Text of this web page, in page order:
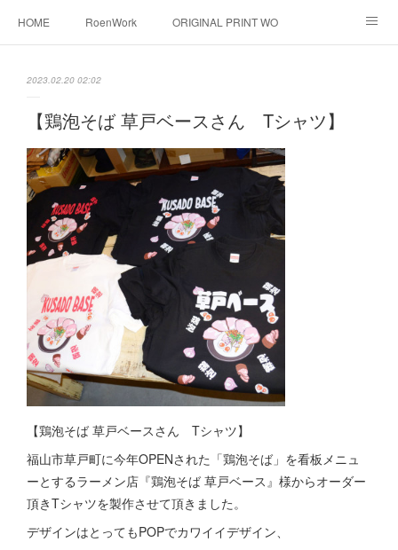
HOME RoenWork ORIGINAL PRINT WORK SHOP
転写（カッティングシート）昇華転写プリント
シルクスクリーン その他 お問い合わせ
そっくりさんマスク 画像提供方法 メデイア掲載
2023.02.20 02:02
【鶏泡そば 草戸ベースさん Tシャツ】
【鶏泡そば 草戸ベースさん Tシャツ】
福山市草戸町に今年OPENされた「鶏泡そば」を看板メニュ
ーとするラーメン店『鶏泡そば 草戸ベース』様からオーダー
頂きTシャツを製作させて頂きました。
デザインはとってもPOPでカワイイデザイン、